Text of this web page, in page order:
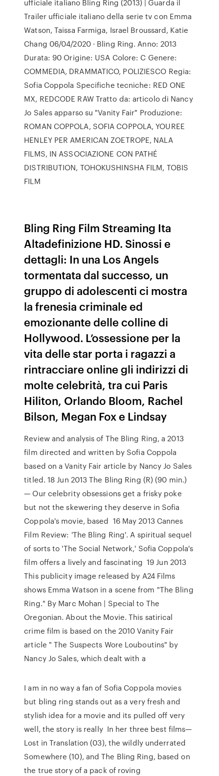
ufficiale italiano Bling Ring (2013) | Guarda il
Trailer ufficiale italiano della serie tv con Emma
Watson, Taissa Farmiga, Israel Broussard, Katie
Chang 06/04/2020 · Bling Ring. Anno: 2013
Durata: 90 Origine: USA Colore: C Genere:
COMMEDIA, DRAMMATICO, POLIZIESCO Regia:
Sofia Coppola Specifiche tecniche: RED ONE
MX, REDCODE RAW Tratto da: articolo di Nancy
Jo Sales apparso su "Vanity Fair" Produzione:
ROMAN COPPOLA, SOFIA COPPOLA, YOUREE
HENLEY PER AMERICAN ZOETROPE, NALA
FILMS, IN ASSOCIAZIONE CON PATHÉ
DISTRIBUTION, TOHOKUSHINSHA FILM, TOBIS
FILM
Bling Ring Film Streaming Ita
Altadefinizione HD. Sinossi e
dettagli: In una Los Angels
tormentata dal successo, un
gruppo di adolescenti ci mostra
la frenesia criminale ed
emozionante delle colline di
Hollywood. L’ossessione per la
vita delle star porta i ragazzi a
rintracciare online gli indirizzi di
molte celebrità, tra cui Paris
Hiliton, Orlando Bloom, Rachel
Bilson, Megan Fox e Lindsay
Review and analysis of The Bling Ring, a 2013
film directed and written by Sofia Coppola
based on a Vanity Fair article by Nancy Jo Sales
titled. 18 Jun 2013 The Bling Ring (R) (90 min.)
— Our celebrity obsessions get a frisky poke
but not the skewering they deserve in Sofia
Coppola's movie, based 16 May 2013 Cannes
Film Review: 'The Bling Ring'. A spiritual sequel
of sorts to 'The Social Network,' Sofia Coppola's
film offers a lively and fascinating 19 Jun 2013
This publicity image released by A24 Films
shows Emma Watson in a scene from "The Bling
Ring." By Marc Mohan | Special to The
Oregonian. About the Movie. This satirical
crime film is based on the 2010 Vanity Fair
article " The Suspects Wore Louboutins" by
Nancy Jo Sales, which dealt with a
I am in no way a fan of Sofia Coppola movies
but bling ring stands out as a very fresh and
stylish idea for a movie and its pulled off very
well, the story is really In her three best films—
Lost in Translation (03), the wildly underrated
Somewhere (10), and The Bling Ring, based on
the true story of a pack of roving